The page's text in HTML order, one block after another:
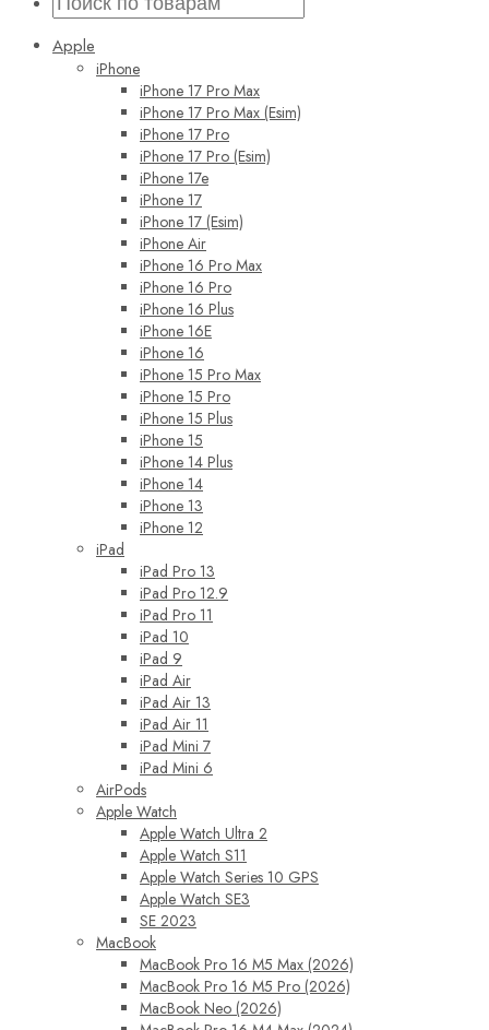
Apple
iPhone
iPhone 17 Pro Max
iPhone 17 Pro Max (Esim)
iPhone 17 Pro
iPhone 17 Pro (Esim)
iPhone 17e
iPhone 17
iPhone 17 (Esim)
iPhone Air
iPhone 16 Pro Max
iPhone 16 Pro
iPhone 16 Plus
iPhone 16E
iPhone 16
iPhone 15 Pro Max
iPhone 15 Pro
iPhone 15 Plus
iPhone 15
iPhone 14 Plus
iPhone 14
iPhone 13
iPhone 12
iPad
iPad Pro 13
iPad Pro 12.9
iPad Pro 11
iPad 10
iPad 9
iPad Air
iPad Air 13
iPad Air 11
iPad Mini 7
iPad Mini 6
AirPods
Apple Watch
Apple Watch Ultra 2
Apple Watch S11
Apple Watch Series 10 GPS
Apple Watch SE3
SE 2023
MacBook
MacBook Pro 16 M5 Max (2026)
MacBook Pro 16 M5 Pro (2026)
MacBook Neo (2026)